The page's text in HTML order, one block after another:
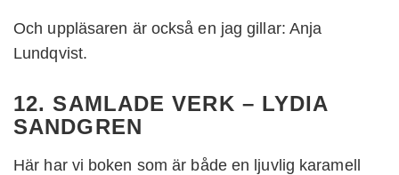
Och uppläsaren är också en jag gillar: Anja
Lundqvist.
12. SAMLADE VERK – LYDIA
SANDGREN
Här har vi boken som är både en ljuvlig karamell